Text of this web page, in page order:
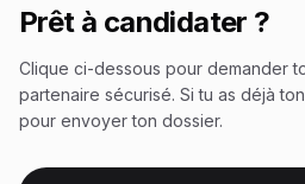
Prêt à candidater ?
Clique ci-dessous pour demander
partenaire sécurisé. Si tu as déjà
pour envoyer ton dossier.